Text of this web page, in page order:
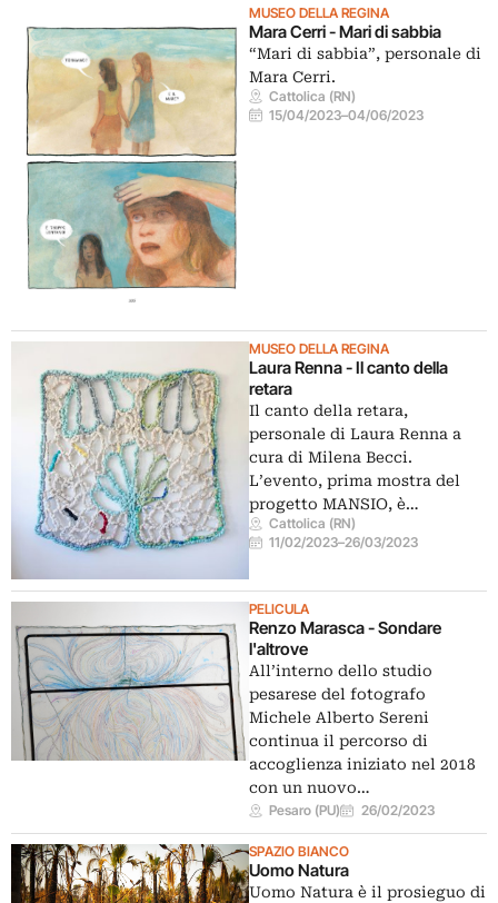
MUSEO DELLA REGINA
Mara Cerri - Mari di sabbia
“Mari di sabbia”, personale di
Mara Cerri.
Cattolica (RN)
15/04/2023–04/06/2023
MUSEO DELLA REGINA
Laura Renna - Il canto della
retara
Il canto della retara,
personale di Laura Renna a
cura di Milena Becci.
L’evento, prima mostra del
progetto MANSIO, è…
Cattolica (RN)
11/02/2023–26/03/2023
PELICULA
Renzo Marasca - Sondare
l'altrove
All’interno dello studio
pesarese del fotografo
Michele Alberto Sereni
continua il percorso di
accoglienza iniziato nel 2018
con un nuovo…
Pesaro (PU) 26/02/2023
SPAZIO BIANCO
Uomo Natura
Uomo Natura è il prosieguo di